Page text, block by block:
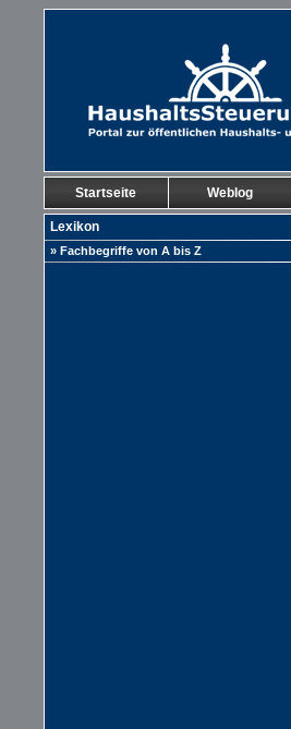
Startseite Weblog
Lexikon
» Fachbegriffe von A bis Z